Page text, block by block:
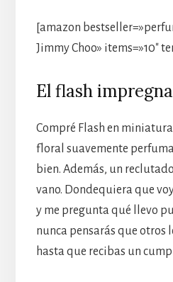
[amazon
Jimmy Choo» items=»10″
El flash
Compré Flash en
floral suavemente
bien. Además, un
vano. Dondequiera que
y me pregunta qué llevo
nunca pensarás que otros
hasta que recibas un